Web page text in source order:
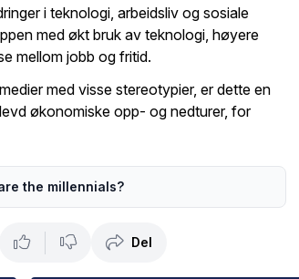
i teknologi, arbeidsliv og sosiale
med økt bruk av teknologi, høyere
mellom jobb og fritid.
med visse stereotypier, er dette en
økonomiske opp- og nedturer, for
the millennials?
Del